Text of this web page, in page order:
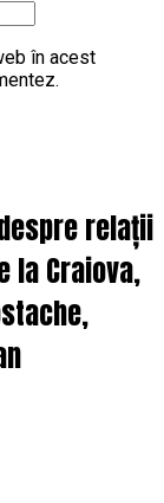
în acest
relații
la Craiova,